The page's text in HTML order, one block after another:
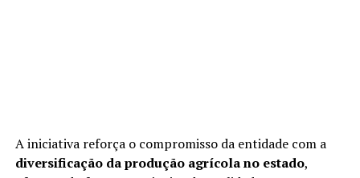
A iniciativa reforça o compromisso da entidade com a
diversificação da produção agrícola no estado,